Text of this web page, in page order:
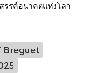
รรค์อนาคตแห่งโลก
Breguet